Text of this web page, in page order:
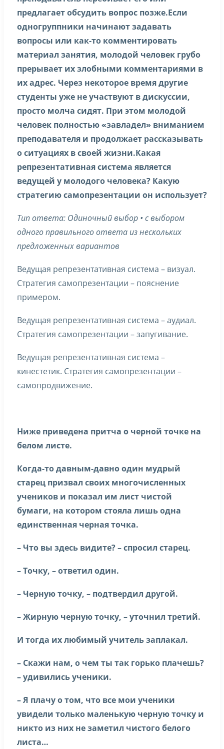
предлагает обсудить вопрос позже.Если
одногруппники начинают задавать
вопросы или как-то комментировать
материал занятия, молодой человек грубо
прерывает их злобными комментариями в
их адрес. Через некоторое время другие
студенты уже не участвуют в дискуссии,
просто молча сидят. При этом молодой
человек полностью «завладел» вниманием
преподавателя и продолжает рассказывать
о ситуациях в своей жизни.Какая
репрезентативная система является
ведущей у молодого человека? Какую
стратегию самопрезентации он использует?
Тип ответа: Одиночный выбор • с выбором
одного правильного ответа из нескольких
предложенных вариантов
Ведущая репрезентативная система – визуал.
Стратегия самопрезентации – пояснение
примером.
Ведущая репрезентативная система – аудиал.
Стратегия самопрезентации – запугивание.
Ведущая репрезентативная система –
кинестетик. Стратегия самопрезентации –
самопродвижение.
Ниже приведена притча о черной точке на
белом листе.
Когда-то давным-давно один мудрый
старец призвал своих многочисленных
учеников и показал им лист чистой
бумаги, на котором стояла лишь одна
единственная черная точка.
– Что вы здесь видите? – спросил старец.
– Точку, – ответил один.
– Черную точку, – подтвердил другой.
– Жирную черную точку, – уточнил третий.
И тогда их любимый учитель заплакал.
– Скажи нам, о чем ты так горько плачешь?
– удивились ученики.
– Я плачу о том, что все мои ученики
увидели только маленькую черную точку и
никто из них не заметил чистого белого
листа…